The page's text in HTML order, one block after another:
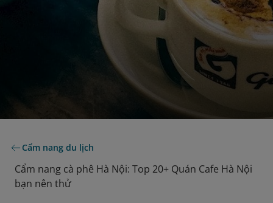
Cẩm nang du lịch
Cẩm nang cà phê Hà Nội: Top 20+ Quán Cafe Hà Nội
bạn nên thử